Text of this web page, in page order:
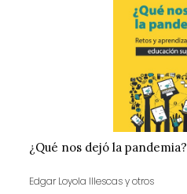
¿Qué nos dejó la pandemia?
Edgar Loyola Illescas y otros